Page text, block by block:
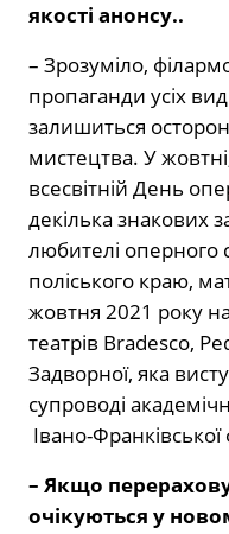
якості анонсу..
– Зрозуміло,
пропаганди усіх
залишиться
мистецтва. У
всесвітній День
декілька знакових
любителі оперного
поліського краю,
жовтня 2021 року на
театрів Bradesco,
Задворної, яка
супроводі
Івано-
– Якщо
очікуються у